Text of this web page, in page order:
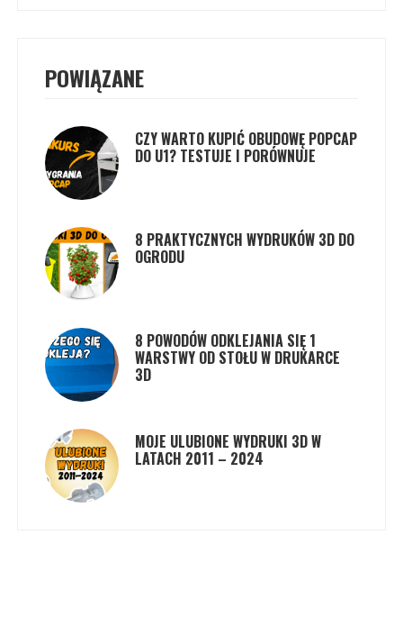
POWIĄZANE
CZY WARTO KUPIĆ OBUDOWĘ POPCAP
DO U1? TESTUJE I PORÓWNUJE
8 PRAKTYCZNYCH WYDRUKÓW 3D DO
OGRODU
8 POWODÓW ODKLEJANIA SIĘ 1
WARSTWY OD STOŁU W DRUKARCE
3D
MOJE ULUBIONE WYDRUKI 3D W
LATACH 2011 – 2024